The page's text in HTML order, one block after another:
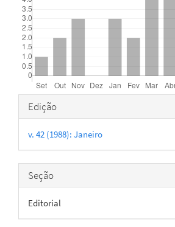
Detalhes
do
artigo
Edição
v. 42 (1988): Janeiro
Seção
Editorial